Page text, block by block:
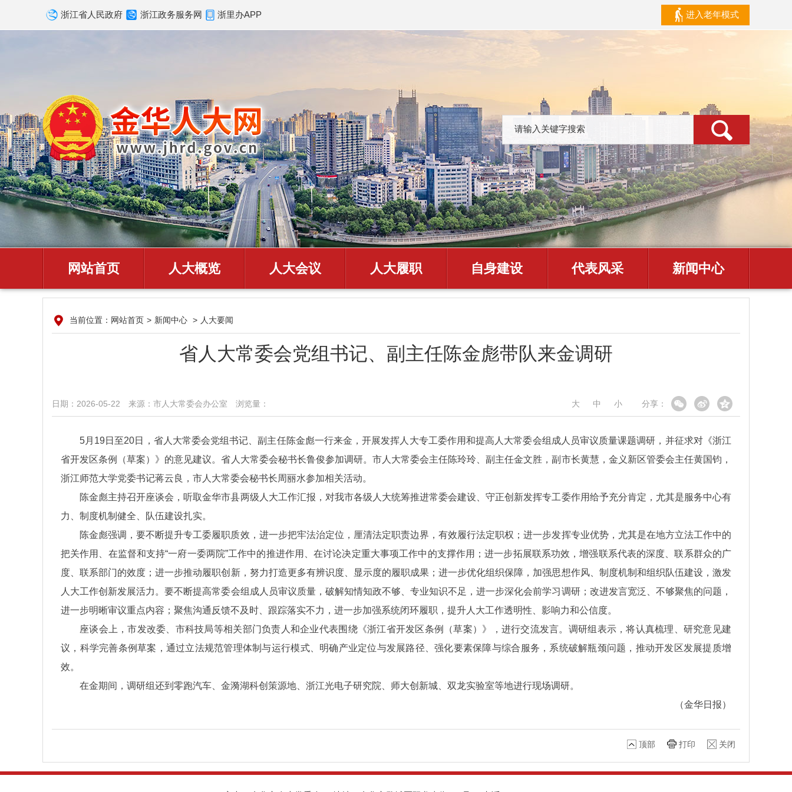
浙江省人民政府 浙江政务服务网 浙里办APP 进入老年模式
网站首页 人大概览 人大会议 人大履职 自身建设 代表风采 新闻中心
当前位置： 网站首页 > 新闻中心 > 人大要闻
省人大常委会党组书记、副主任陈金彪带队来金调研
日期：2026-05-22 来源：​市人大常委会办公室 浏览量：​ 分享：
大 中 小
5月19日至20日，省人大常委会党组书记、副主任陈金彪一行来金，开展发挥人大专工委作用和提高人大常委会组成人员审议质量课题调研，并征求对《浙江
省开发区条例（草案）》的意见建议。省人大常委会秘书长鲁俊参加调研。市人大常委会主任陈玲玲、副主任金文胜，副市长黄慧，金义新区管委会主任黄国钧，
浙江师范大学党委书记蒋云良，市人大常委会秘书长周丽水参加相关活动。
陈金彪主持召开座谈会，听取金华市县两级人大工作汇报，对我市各级人大统筹推进常委会建设、守正创新发挥专工委作用给予充分肯定，尤其是服务中心有
力、制度机制健全、队伍建设扎实。
陈金彪强调，要不断提升专工委履职质效，进一步把牢法治定位，厘清法定职责边界，有效履行法定职权；进一步发挥专业优势，尤其是在地方立法工作中的
把关作用、在监督和支持“一府一委两院”工作中的推进作用、在讨论决定重大事项工作中的支撑作用；进一步拓展联系功效，增强联系代表的深度、联系群众的广
度、联系部门的效度；进一步推动履职创新，努力打造更多有辨识度、显示度的履职成果；进一步优化组织保障，加强思想作风、制度机制和组织队伍建设，激发
人大工作创新发展活力。要不断提高常委会组成人员审议质量，破解知情知政不够、专业知识不足，进一步深化会前学习调研；改进发言宽泛、不够聚焦的问题，
进一步明晰审议重点内容；聚焦沟通反馈不及时、跟踪落实不力，进一步加强系统闭环履职，提升人大工作透明性、影响力和公信度。
座谈会上，市发改委、市科技局等相关部门负责人和企业代表围绕《浙江省开发区条例（草案）》，进行交流发言。调研组表示，将认真梳理、研究意见建
议，科学完善条例草案，通过立法规范管理体制与运行模式、明确产业定位与发展路径、强化要素保障与综合服务，系统破解瓶颈问题，推动开发区发展提质增
效。
在金期间，调研组还到零跑汽车、金漪湖科创策源地、浙江光电子研究院、师大创新城、双龙实验室等地进行现场调研。
（金华日报）
顶部 打印 关闭